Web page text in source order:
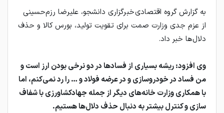
به گزارش گروه اقتصادی خبرگزاری دانشجو، علیرضا رزم‌حسینی
از عزم جدی وزارت صمت برای تقویت تولید، بورس کالا و حذف
دلال‌ها خبر داد.
وی افزود: ریشه بسیاری از فساد‌ها در دو نرخی بودن ارز است و
من فساد در خودروسازی و در عرضه فولاد و … را رد نمی‌کنم، اما
با همکاری وزارت خانه‌های دیگر از جمله جهادکشاورزی با شفاف
سازی و کنترل بیشتر به دنبال حذف دلال‌ها هستیم.